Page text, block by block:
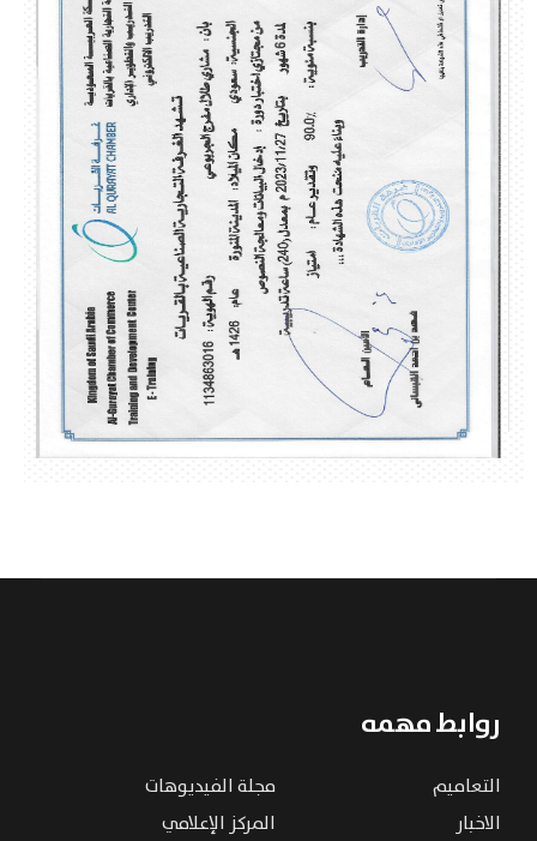
روابط مهمه
التعاميم
مجلة الفيديوهات
الاخبار
المركز الإعلامي